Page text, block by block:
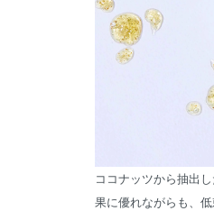
ココナッツから抽出
果に優れながらも、